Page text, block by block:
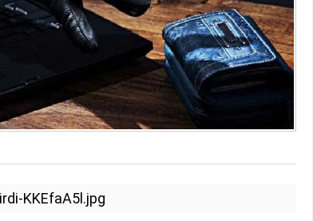
KKEfaA5l.jpg